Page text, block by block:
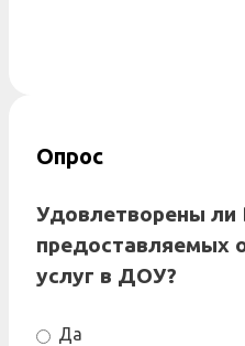
Опрос
Удовлетворены ли
предоставляемых
услуг в ДОУ?
Да